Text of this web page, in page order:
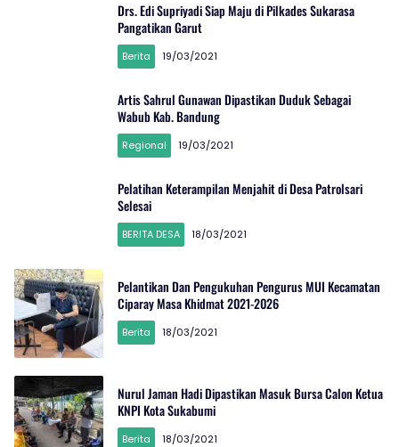
Drs. Edi Supriyadi Siap Maju di Pilkades Sukarasa
Pangatikan Garut
Berita 19/03/2021
Artis Sahrul Gunawan Dipastikan Duduk Sebagai
Wabub Kab. Bandung
Regional 19/03/2021
Pelatihan Keterampilan Menjahit di Desa Patrolsari
Selesai
BERITA DESA 18/03/2021
Pelantikan Dan Pengukuhan Pengurus MUI Kecamatan
Ciparay Masa Khidmat 2021-2026
Berita 18/03/2021
Nurul Jaman Hadi Dipastikan Masuk Bursa Calon Ketua
KNPI Kota Sukabumi
Berita 18/03/2021